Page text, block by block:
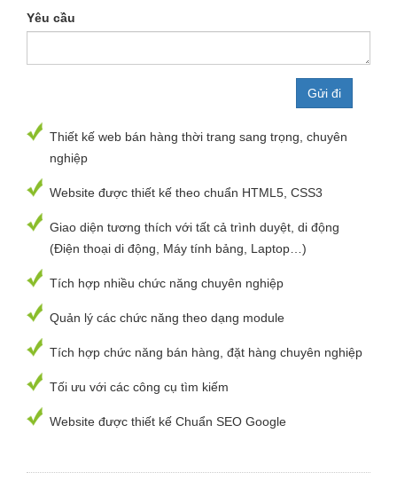
Yêu cầu
Thiết kế web bán hàng thời trang sang trọng, chuyên
nghiệp
Website được thiết kế theo chuẩn HTML5, CSS3
Giao diện tương thích với tất cả trình duyệt, di động
(Điện thoại di động, Máy tính bảng, Laptop…)
Tích hợp nhiều chức năng chuyên nghiệp
Quản lý các chức năng theo dạng module
Tích hợp chức năng bán hàng, đặt hàng chuyên nghiệp
Tối ưu với các công cụ tìm kiếm
Website được thiết kế Chuẩn SEO Google